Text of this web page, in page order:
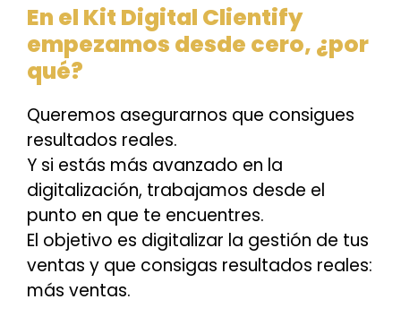
En el Kit Digital Clientify
empezamos desde cero, ¿por
qué?
Queremos asegurarnos que consigues
resultados reales.
Y si estás más avanzado en la
digitalización, trabajamos desde el
punto en que te encuentres.
El objetivo es digitalizar la gestión de tus
ventas y que consigas resultados reales:
más ventas.